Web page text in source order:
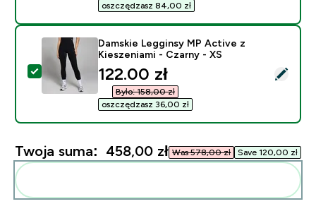
oszczędzasz 84,00 zł‎
Wybierz ten produkt - Damskie Legginsy MP Active z
Damskie Legginsy MP Active z
Kieszeniami - Czarny - XS
discounted price
122.00 zł‎
Było: 158,00 zł‎
oszczędzasz 36,00 zł‎
Twoja suma: 458,00 zł‎ Was 578,00 zł‎ Save 120,00 zł‎